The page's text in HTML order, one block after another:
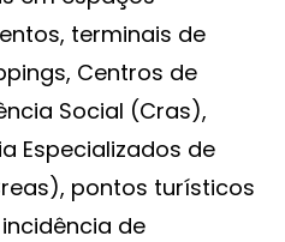
terminais de
Centros de
Social (Cras),
Especializados de
pontos turísticos
de